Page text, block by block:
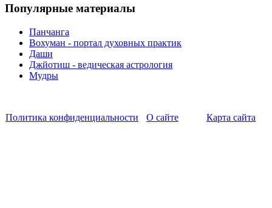
Популярные материалы
Панчанга
Вохуман - портал духовных практик
Даши
Джйотиш - ведическая астрология
Мудры
Политика конфиденциальности О сайте Карта сайта